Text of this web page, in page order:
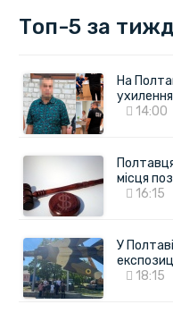
Топ-5 за
На
ухилення
14:00
місця
16:15
У
18:15